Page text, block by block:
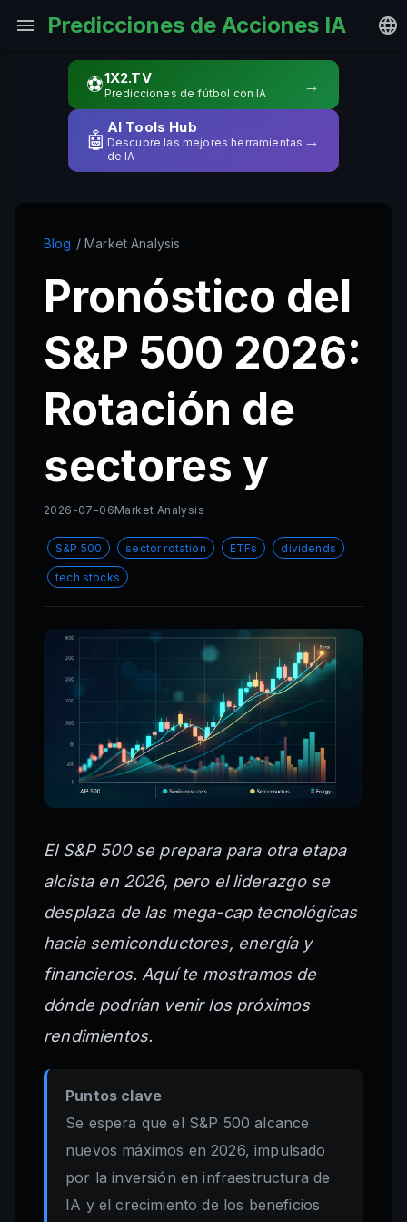
Predicciones de Acciones IA
⚽1X2.TV
Predicciones de fútbol con IA →
🤖
AI Tools Hub
Descubre las mejores herramientas
de IA
→
Blog / Market Analysis
Pronóstico del
S&P 500 2026:
Rotación de
sectores y
2026-07-06Market Analysis
S&P 500 sector rotation ETFs dividends
tech stocks
El S&P 500 se prepara para otra etapa
alcista en 2026, pero el liderazgo se
desplaza de las mega-cap tecnológicas
hacia semiconductores, energía y
financieros. Aquí te mostramos de
dónde podrían venir los próximos
rendimientos.
Puntos clave
Se espera que el S&P 500 alcance
nuevos máximos en 2026, impulsado
por la inversión en infraestructura de
IA y el crecimiento de los beneficios